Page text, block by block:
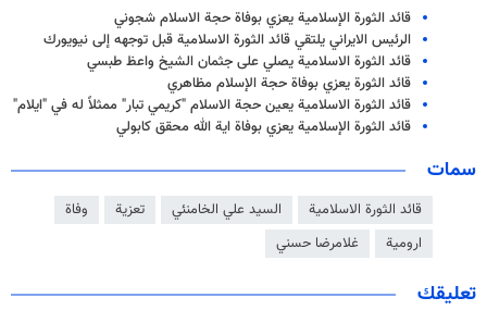
قائد الثورة الإسلامية يعزي بوفاة حجة الاسلام شجوني
الرئيس الايراني يلتقي قائد الثورة الاسلامية قبل توجهه إلى نيويورك
قائد الثورة الاسلامية يصلي على جثمان الشيخ واعظ طبسي
قائد الثورة يعزي بوفاة حجة الإسلام مظاهري
قائد الثورة الاسلامية يعين حجة الاسلام "كريمي تبار" ممثلاً له في "ايلام"
قائد الثورة الإسلامية يعزي بوفاة اية الله محقق كابولي
سمات
قائد الثورة الاسلامية السيد علي الخامنئي تعزية
وفاة
ارومية
غلامرضا حسني
تعليقك